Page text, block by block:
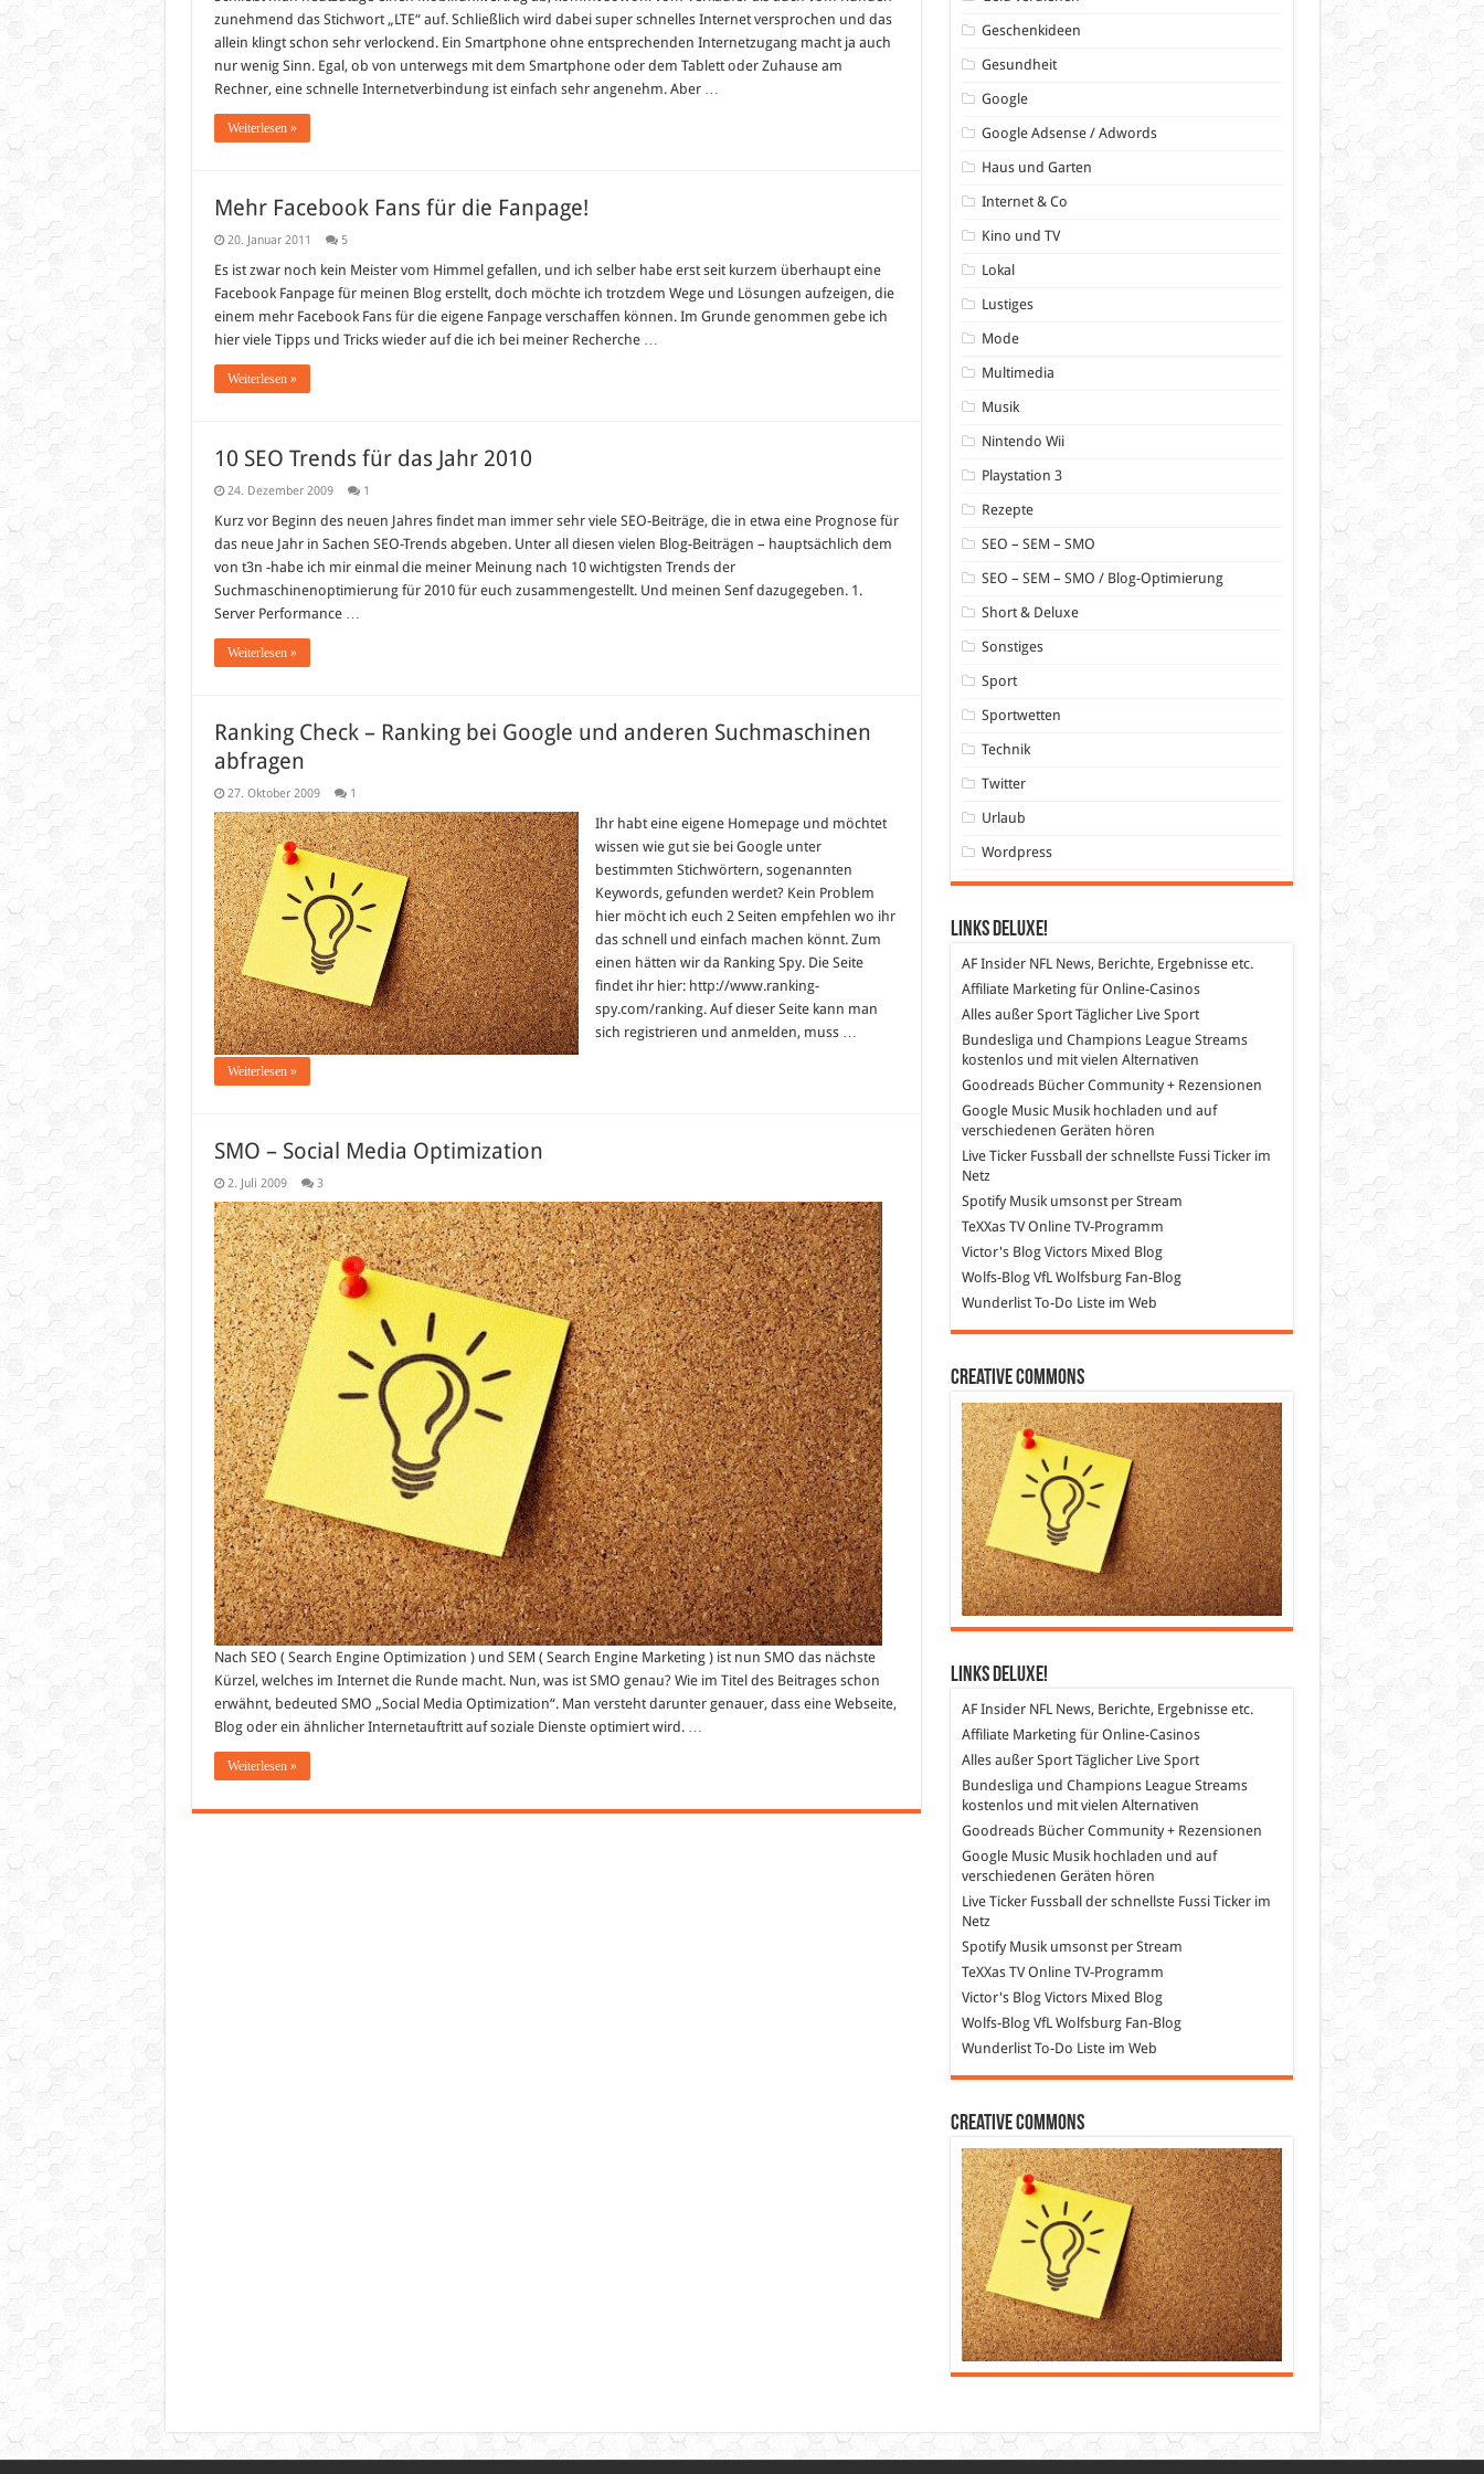
zunehmend das Stichwort „LTE“ auf. Schließlich wird dabei super schnelles Internet versprochen und das
allein klingt schon sehr verlockend. Ein Smartphone ohne entsprechenden Internetzugang macht ja auch
nur wenig Sinn. Egal, ob von unterwegs mit dem Smartphone oder dem Tablett oder Zuhause am
Rechner, eine schnelle Internetverbindung ist einfach sehr angenehm. Aber …
Weiterlesen »
Mehr Facebook Fans für die Fanpage!
20. Januar 2011 5
Es ist zwar noch kein Meister vom Himmel gefallen, und ich selber habe erst seit kurzem überhaupt eine
Facebook Fanpage für meinen Blog erstellt, doch möchte ich trotzdem Wege und Lösungen aufzeigen, die
einem mehr Facebook Fans für die eigene Fanpage verschaffen können. Im Grunde genommen gebe ich
hier viele Tipps und Tricks wieder auf die ich bei meiner Recherche …
Weiterlesen »
10 SEO Trends für das Jahr 2010
24. Dezember 2009 1
Kurz vor Beginn des neuen Jahres findet man immer sehr viele SEO-Beiträge, die in etwa eine Prognose für
das neue Jahr in Sachen SEO-Trends abgeben. Unter all diesen vielen Blog-Beiträgen – hauptsächlich dem
von t3n -habe ich mir einmal die meiner Meinung nach 10 wichtigsten Trends der
Suchmaschinenoptimierung für 2010 für euch zusammengestellt. Und meinen Senf dazugegeben. 1.
Server Performance …
Weiterlesen »
Ranking Check – Ranking bei Google und anderen Suchmaschinen
abfragen
27. Oktober 2009 1
Ihr habt eine eigene Homepage und möchtet
wissen wie gut sie bei Google unter
bestimmten Stichwörtern, sogenannten
Keywords, gefunden werdet? Kein Problem
hier möcht ich euch 2 Seiten empfehlen wo ihr
das schnell und einfach machen könnt. Zum
einen hätten wir da Ranking Spy. Die Seite
findet ihr hier: http://www.ranking-
spy.com/ranking. Auf dieser Seite kann man
sich registrieren und anmelden, muss …
Weiterlesen »
SMO – Social Media Optimization
2. Juli 2009 3
Nach SEO ( Search Engine Optimization ) und SEM ( Search Engine Marketing ) ist nun SMO das nächste
Kürzel, welches im Internet die Runde macht. Nun, was ist SMO genau? Wie im Titel des Beitrages schon
erwähnt, bedeuted SMO „Social Media Optimization“. Man versteht darunter genauer, dass eine Webseite,
Blog oder ein ähnlicher Internetauftritt auf soziale Dienste optimiert wird. …
Weiterlesen »
Geschenkideen
Gesundheit
Google
Google Adsense / Adwords
Haus und Garten
Internet & Co
Kino und TV
Lokal
Lustiges
Mode
Multimedia
Musik
Nintendo Wii
Playstation 3
Rezepte
SEO – SEM – SMO
SEO – SEM – SMO / Blog-Optimierung
Short & Deluxe
Sonstiges
Sport
Sportwetten
Technik
Twitter
Urlaub
Wordpress
Links DeLuXe!
AF InsiderNFL News, Berichte, Ergebnisse etc.
Affiliate Marketingfür Online-Casinos
Alles außer SportTäglicher Live Sport
Bundesliga und Champions League Streams
kostenlos und mit vielen Alternativen
GoodreadsBücher Community + Rezensionen
Google MusicMusik hochladen und auf
verschiedenen Geräten hören
Live Ticker Fussball
der schnellste Fussi Ticker im
Netz
SpotifyMusik umsonst per Stream
TeXXas TVOnline TV-Programm
Victor's BlogVictors Mixed Blog
Wolfs-BlogVfL Wolfsburg Fan-Blog
WunderlistTo-Do Liste im Web
Creative Commons
Links DeLuXe!
AF InsiderNFL News, Berichte, Ergebnisse etc.
Affiliate Marketingfür Online-Casinos
Alles außer SportTäglicher Live Sport
Bundesliga und Champions League Streams
kostenlos und mit vielen Alternativen
GoodreadsBücher Community + Rezensionen
Google MusicMusik hochladen und auf
verschiedenen Geräten hören
Live Ticker Fussball
der schnellste Fussi Ticker im
Netz
SpotifyMusik umsonst per Stream
TeXXas TVOnline TV-Programm
Victor's BlogVictors Mixed Blog
Wolfs-BlogVfL Wolfsburg Fan-Blog
WunderlistTo-Do Liste im Web
Creative Commons